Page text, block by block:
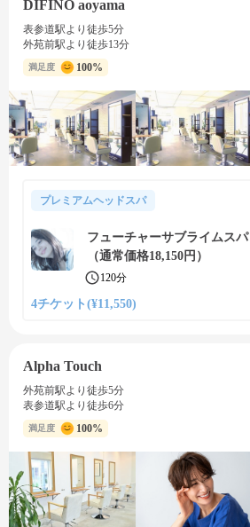
DIFINO aoyama
表参道駅より徒歩5分
外苑前駅より徒歩13分
満足度 100%
プレミアムヘッドスパ
フューチャーサブライムスパ or Aujuaヘッドスパ
（通常価格18,150円）
120分
4チケット(¥11,550)
Alpha Touch
外苑前駅より徒歩5分
表参道駅より徒歩6分
満足度 100%